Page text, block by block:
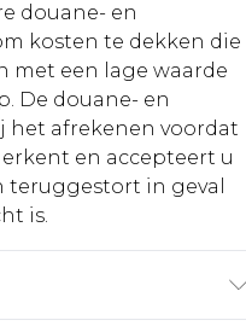
douane- en
kosten te dekken die
met een lage waarde
De douane- en
het afrekenen voordat
en accepteert u
in geval
is.